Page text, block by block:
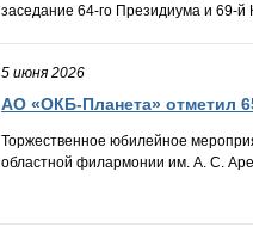
заседание 64-го Президиума и 69-
5 июня 2026
АО «ОКБ-Планета» отметил
Торжественное юбилейное
областной филармонии им. А. С.